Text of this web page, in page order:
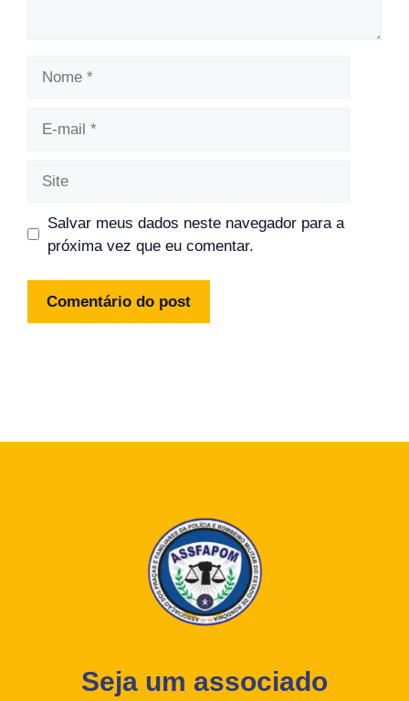
Salvar meus dados neste navegador para a
próxima vez que eu comentar.
Seja um associado